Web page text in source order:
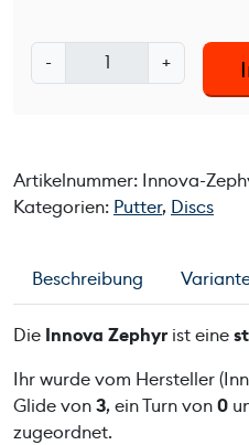
-
n
a
Z
p
h
r
M
e
n
+
Artikelnummer: Innova-
Kategorien: Putter, Discs
Beschreibung
Die Innova Zephyr ist eine
Ihr wurde vom Hersteller
Glide von3, ein Turn von0
zugeordnet.